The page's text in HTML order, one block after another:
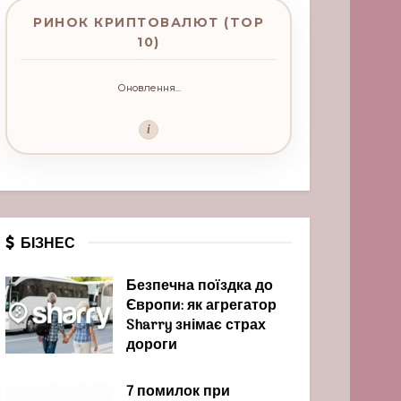
РИНОК КРИПТОВАЛЮТ (TOP
10)
Оновлення...
i
БІЗНЕС
Безпечна поїздка до
Європи: як агрегатор
Sharry знімає страх
дороги
7 помилок при